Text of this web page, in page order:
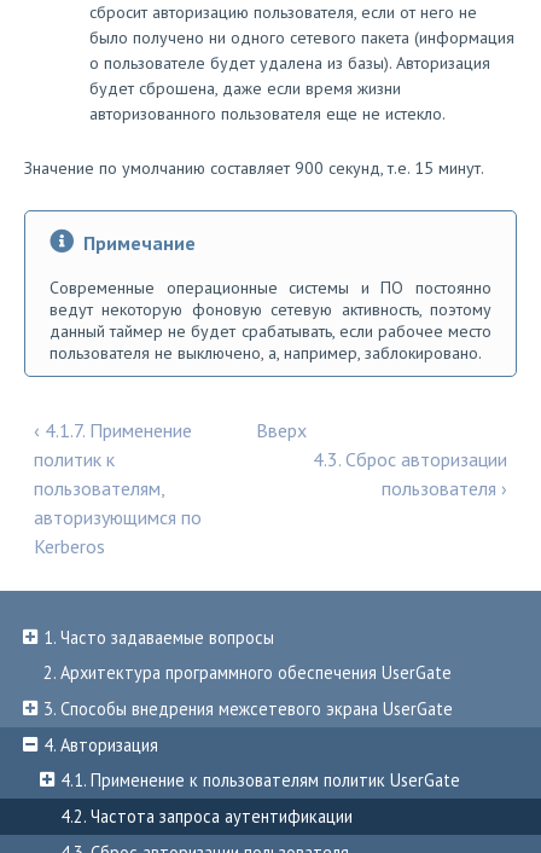
1. Часто задаваемые вопросы
2. Архитектура программного обеспечения UserGate
3. Способы внедрения межсетевого экрана UserGate
4. Авторизация
4.1. Применение к пользователям политик UserGate
4.2. Частота запроса аутентификации
сбросит авторизацию пользователя, если от него не
было получено ни одного сетевого пакета (информация
о пользователе будет удалена из базы). Авторизация
будет сброшена, даже если время жизни
авторизованного пользователя еще не истекло.
Значение по умолчанию составляет 900 секунд, т.е. 15 минут.
Примечание
Современные операционные системы и ПО постоянно
ведут некоторую фоновую сетевую активность, поэтому
данный таймер не будет срабатывать, если рабочее место
пользователя не выключено, а, например, заблокировано.
‹ 4.1.7. Применение
политик к
пользователям,
авторизующимся по
Kerberos
Вверх
4.3. Сброс авторизации
пользователя ›